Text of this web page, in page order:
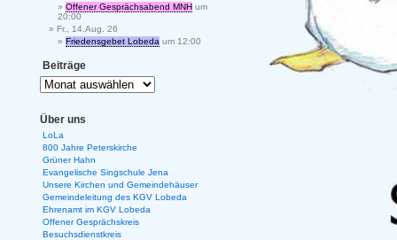
Offener Gesprächsabend MNH um
20:00
Fr., 14.Aug. 26
Friedensgebet Lobeda um 12:00
Beiträge
Über uns
LoLa
800 Jahre Peterskirche
Grüner Hahn
Evangelische Singschule Jena
Unsere Kirchen und Gemeindehäuser
Gemeindeleitung des KGV Lobeda
Ehrenamt im KGV Lobeda
Offener Gesprächskreis
Besuchsdienstkreis